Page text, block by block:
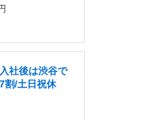
社後は渋谷で
割/土日祝休